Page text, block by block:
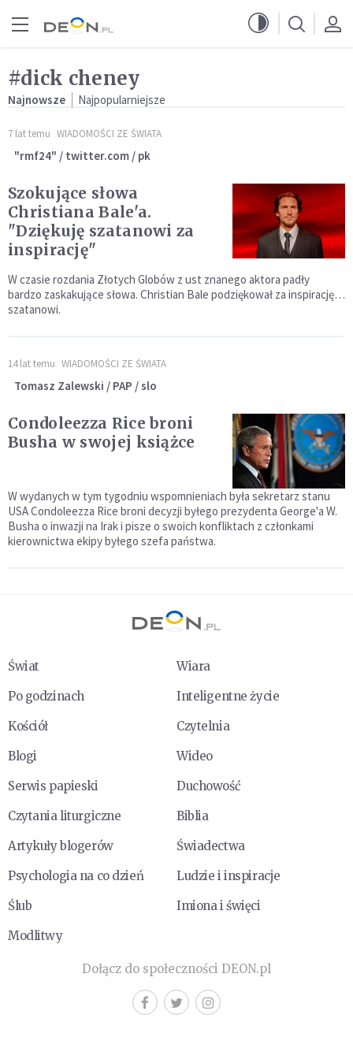
#dick cheney
Najnowsze Najpopularniejsze
7 lat temu WIADOMOŚCI ZE ŚWIATA
"rmf24" / twitter.com / pk
Szokujące słowa
Christiana Bale'a.
"Dziękuję szatanowi za
inspirację"
W czasie rozdania Złotych Globów z ust znanego aktora padły
bardzo zaskakujące słowa. Christian Bale podziękował za inspirację…
szatanowi.
14 lat temu WIADOMOŚCI ZE ŚWIATA
Tomasz Zalewski / PAP / slo
Condoleezza Rice broni
Busha w swojej książce
W wydanych w tym tygodniu wspomnieniach była sekretarz stanu
USA Condoleezza Rice broni decyzji byłego prezydenta George'a W.
Busha o inwazji na Irak i pisze o swoich konfliktach z członkami
kierownictwa ekipy byłego szefa państwa.
Świat
Wiara
Po godzinach
Inteligentne życie
Kościół
Czytelnia
Blogi
Wideo
Serwis papieski
Duchowość
Czytania liturgiczne
Biblia
Artykuły blogerów
Świadectwa
Psychologia na co dzień
Ludzie i inspiracje
Ślub
Imiona i święci
Modlitwy
Dołącz do społeczności DEON.pl